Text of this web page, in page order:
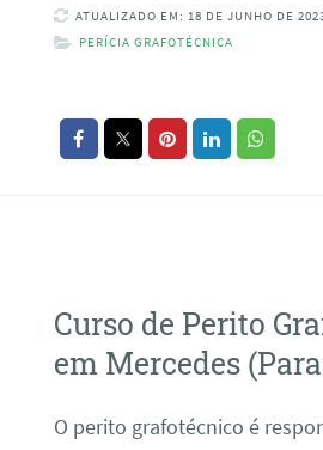
ATUALIZADO EM: 18 DE JUNHO DE
PERÍCIA GRAFOTÉCNICA
Curso de Perito
em Mercedes
O perito grafotécnico é